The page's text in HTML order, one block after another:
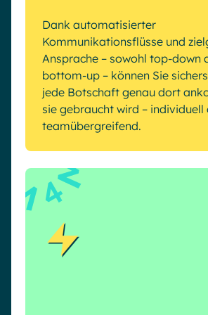
Dank automatisierter
Kommunikationsflüsse und
Ansprache – sowohl top-down
bottom-up – können Sie
jede Botschaft genau dort
sie gebraucht wird – individuell
teamübergreifend.
4